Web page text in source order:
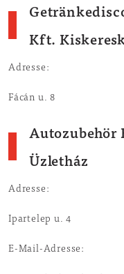
Kft.
Adresse:
Fácán u. 8
Autozubehör
Üzletház
Adresse:
Ipartelep u. 4
E-Mail-Adresse: